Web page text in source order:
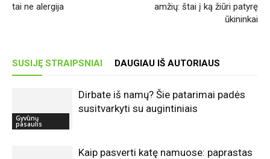
tai ne alergija
amžių: štai į ką žiūri patyrę
ūkininkai
SUSIJĘ STRAIPSNIAI DAUGIAU IŠ AUTORIAUS
Gyvūnų
pasaulis
Dirbate iš namų? Šie patarimai padės
susitvarkyti su augintiniais
Kaip pasverti katę namuose: paprastas